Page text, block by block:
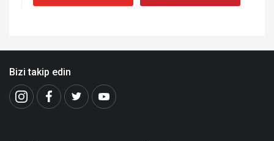
Bizi takip edin